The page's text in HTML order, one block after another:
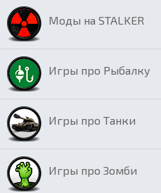
Моды на STALKER
Игры про Рыбалку
Игры про Танки
Игры про Зомби